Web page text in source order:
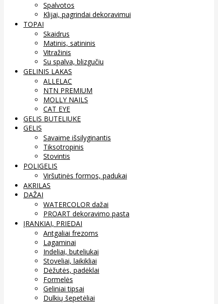
Spalvotos
Klijai, pagrindai dekoravimui
TOPAI
Skaidrus
Matinis, satininis
Vitražinis
Su spalva, blizgučiu
GELINIS LAKAS
ALLELAC
NTN PREMIUM
MOLLY NAILS
CAT EYE
GELIS BUTELIUKE
GELIS
Savaime išsilyginantis
Tiksotropinis
Stovintis
POLIGELIS
Viršutinės formos, padukai
AKRILAS
DAŽAI
WATERCOLOR dažai
PROART dekoravimo pasta
ĮRANKIAI, PRIEDAI
Antgaliai frezoms
Lagaminai
Indeliai, buteliukai
Stoveliai, laikikliai
Dėžutės, padėklai
Formelės
Geliniai tipsai
Dulkių šepetėliai